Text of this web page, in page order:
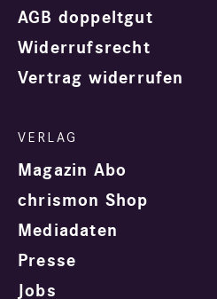
AGB doppeltgut
Widerrufsrecht
Vertrag widerrufen
Magazin Abo
chrismon Shop
Mediadaten
Presse
Jobs